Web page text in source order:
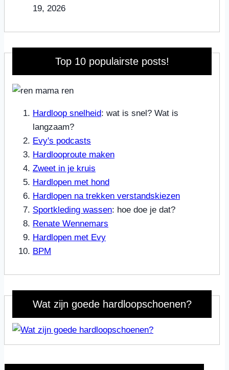
19, 2026
Top 10 populairste posts!
Hardloop snelheid: wat is snel? Wat is
langzaam?
Evy's podcasts
Hardlooproute maken
Zweet in je kruis
Hardlopen met hond
Hardlopen na trekken verstandskiezen
Sportkleding wassen: hoe doe je dat?
Renate Wennemars
Hardlopen met Evy
BPM
Wat zijn goede hardloopschoenen?